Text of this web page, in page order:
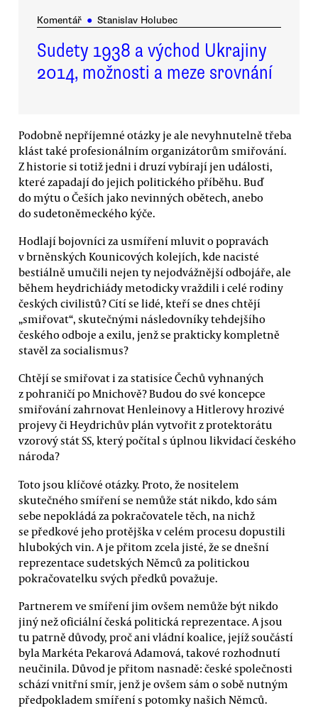
Komentář ● Stanislav Holubec
Sudety 1938 a východ Ukrajiny
2014, možnosti a meze srovnání
Podobně nepříjemné otázky je ale nevyhnutelně třeba
klást také profesionálním organizátorům smiřování.
Z historie si totiž jedni i druzí vybírají jen události,
které zapadají do jejich politického příběhu. Buď
do mýtu o Češích jako nevinných obětech, anebo
do sudetoněmeckého kýče.
Hodlají bojovníci za usmíření mluvit o popravách
v brněnských Kounicových kolejích, kde nacisté
bestiálně umučili nejen ty nejodvážnější odbojáře, ale
během heydrichiády metodicky vraždili i celé rodiny
českých civilistů? Cítí se lidé, kteří se dnes chtějí
„smiřovat“, skutečnými následovníky tehdejšího
českého odboje a exilu, jenž se prakticky kompletně
stavěl za socialismus?
Chtějí se smiřovat i za statisíce Čechů vyhnaných
z pohraničí po Mnichově? Budou do své koncepce
smiřování zahrnovat Henleinovy a Hitlerovy hrozivé
projevy či Heydrichův plán vytvořit z protektorátu
vzorový stát SS, který počítal s úplnou likvidací českého
národa?
Toto jsou klíčové otázky. Proto, že nositelem
skutečného smíření se nemůže stát nikdo, kdo sám
sebe nepokládá za pokračovatele těch, na nichž
se předkové jeho protějška v celém procesu dopustili
hlubokých vin. A je přitom zcela jisté, že se dnešní
reprezentace sudetských Němců za politickou
pokračovatelku svých předků považuje.
Partnerem ve smíření jim ovšem nemůže být nikdo
jiný než oficiální česká politická reprezentace. A jsou
tu patrně důvody, proč ani vládní koalice, jejíž součástí
byla Markéta Pekarová Adamová, takové rozhodnutí
neučinila. Důvod je přitom nasnadě: české společnosti
schází vnitřní smír, jenž je ovšem sám o sobě nutným
předpokladem smíření s potomky našich Němců.